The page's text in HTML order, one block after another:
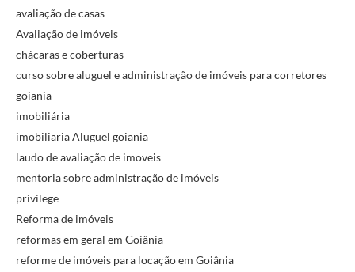
avaliação de casas
Avaliação de imóveis
chácaras e coberturas
curso sobre aluguel e administração de imóveis para corretores
goiania
imobiliária
imobiliaria Aluguel goiania
laudo de avaliação de imoveis
mentoria sobre administração de imóveis
privilege
Reforma de imóveis
reformas em geral em Goiânia
reforme de imóveis para locação em Goiânia